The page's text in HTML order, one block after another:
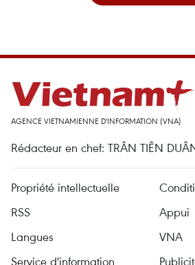
AGENCE VIETNAMIENNE D'INFORMATION (VNA)
Rédacteur en chef: TRÂN TIÊN
Propriété intellectuelle
RSS
Appui
Langues
VNA
Service d'information